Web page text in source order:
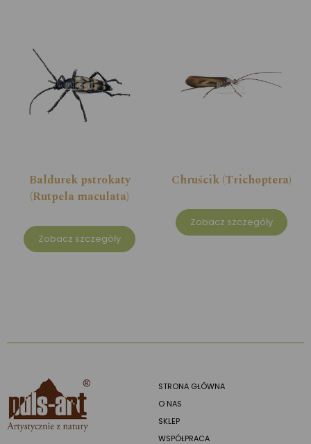
Baldurek pstrokaty
(Rutpela maculata)
Zobacz szczegóły
Chruścik (Trichoptera)
Zobacz szczegóły
STRONA GŁÓWNA
O NAS
SKLEP
WSPÓŁPRACA